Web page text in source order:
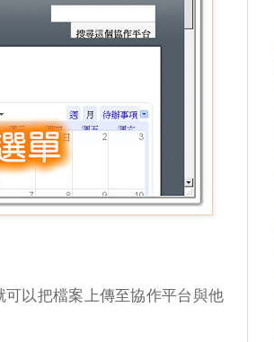
以把檔案上傳至協作平台與他